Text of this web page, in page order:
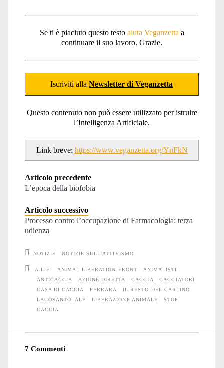
Se ti è piaciuto questo testo aiuta Veganzetta a
continuare il suo lavoro. Grazie.
Iscriviti allaNewsletter di Veganzetta
Questo contenuto non può essere utilizzato per istruire
l’Intelligenza Artificiale.
Link breve: https://www.veganzetta.org/YnFkN
Articolo precedente
L’epoca della biofobia
Articolo successivo
Processo contro l’occupazione di Farmacologia: terza
udienza
NOTIZIE NOTIZIE SULL'ATTIVISMO
A.L.F. ANIMAL LIBERATION FRONT
ANIMALISTI
ANTICACCIA
AZIONE DIRETTA CACCIA
CACCIATORI
CASA DI CACCIA
FERRARA
IL RESTO DEL CARLINO
LAGOSANTO. ALF
LIBERAZIONE ANIMALE
STOP
CACCIA
7 Commenti